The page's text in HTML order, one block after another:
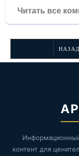
Читать все
НАЗАД
контент для